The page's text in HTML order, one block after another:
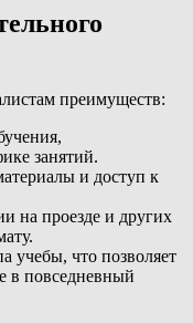
преимуществ:
занятий.
и доступ к
на проезде и других
учебы, что позволяет
в повседневный